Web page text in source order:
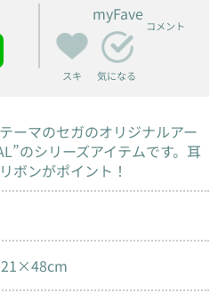
myFave
スキ 気になる
コメント
ーマのセガのオリジナルアー
のシリーズアイテムです。耳
ボンがポイント！